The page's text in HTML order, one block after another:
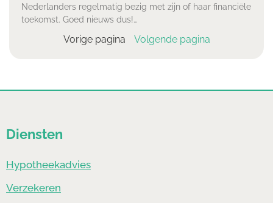
Nederlanders regelmatig bezig met zijn of haar financiële
toekomst. Goed nieuws dus!…
Vorige pagina Volgende pagina
Diensten
Hypotheekadvies
Verzekeren